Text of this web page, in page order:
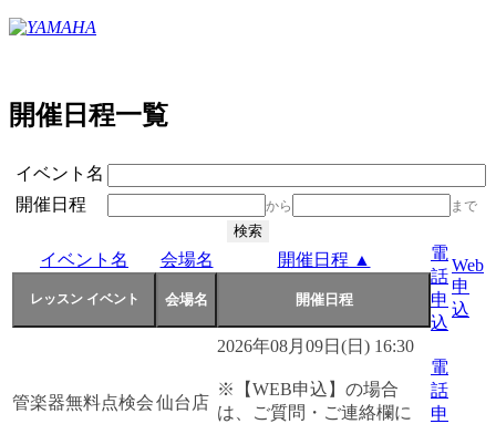
開催日程一覧
イベント名
開催日程
から まで
イベント名 会場名 開催日程 ▲
電
話
申
込
Web
申
込
管楽器無料点検会仙台店
2026年08月09日(日) 16:30
※【WEB申込】の場合
は、ご質問・ご連絡欄に
電
話
申